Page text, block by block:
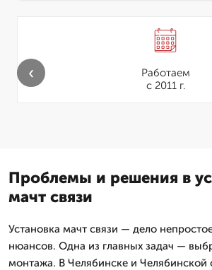
Работаем
с 2011 г.
‹
Проблемы и решения в
мачт связи
Установка мачт связи — дело
нюансов. Одна из главных задач —
монтажа. В Челябинске и Челябинской